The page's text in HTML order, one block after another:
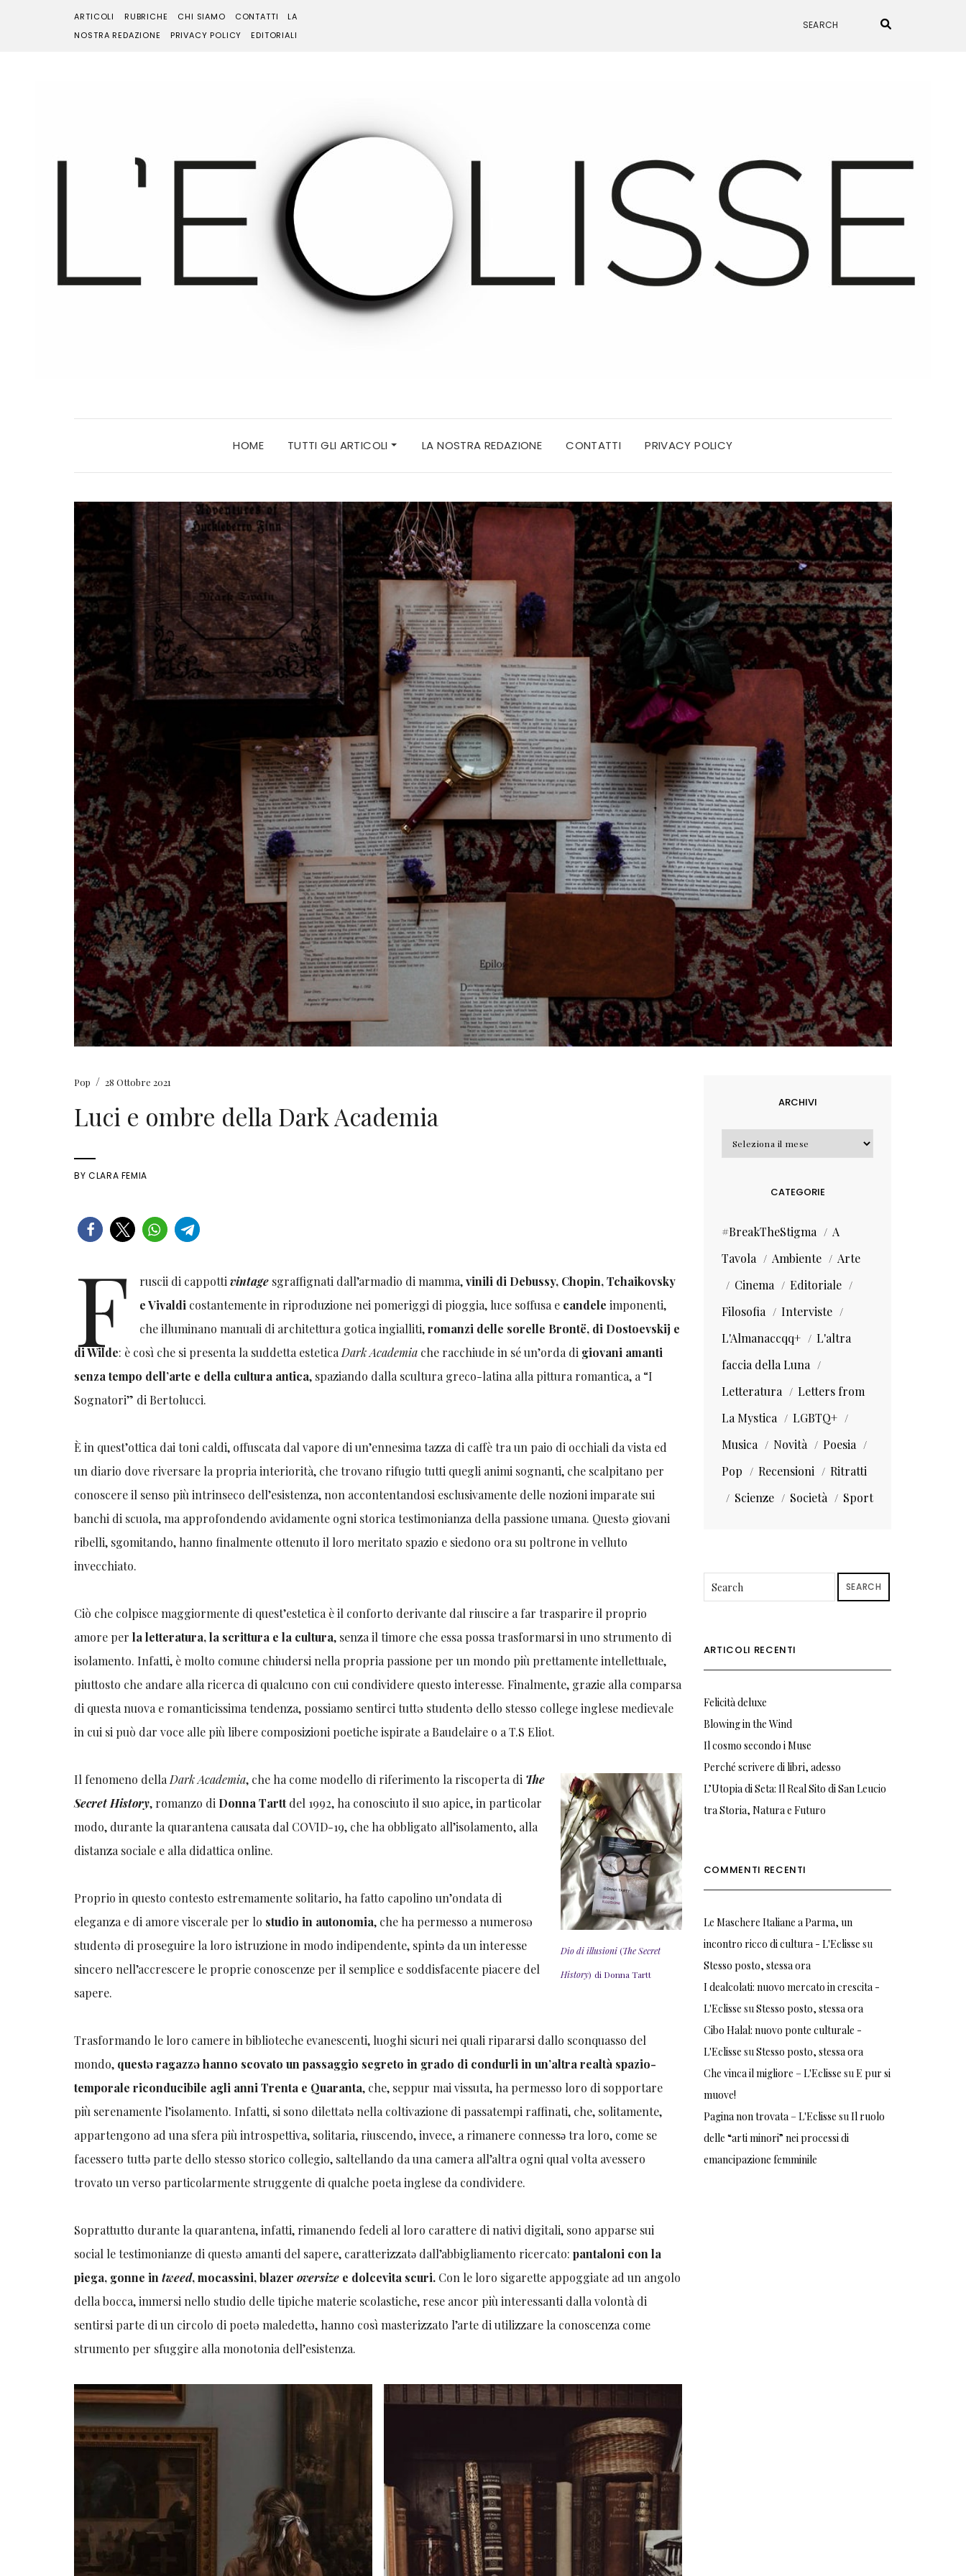
ARTICOLI RUBRICHE CHI SIAMO CONTATTI
LA
NOSTRA REDAZIONE
PRIVACY POLICY EDITORIALI
HOME TUTTI GLI ARTICOLI LA NOSTRA REDAZIONE CONTATTI PRIVACY POLICY
Pop / 28 Ottobre 2021
Luci e ombre della Dark Academia
BYCLARA FEMIA
F ruscii di cappottivintagesgraffignati dall’armadio di mamma,vinili di Debussy, Chopin, Tchaikovsky
e Vivaldicostantemente in riproduzione nei pomeriggi di pioggia, luce soffusa e candele imponenti,
che illuminano manuali di architettura gotica ingialliti,romanzi delle sorelle Brontë, di Dostoevskij e
di Wilde: è così che si presenta la suddetta esteticaDark Academia che racchiude in sé un’orda di giovani amanti
senza tempo dell’arte e della cultura antica, spaziando dalla scultura greco-latina alla pittura romantica, a “I
Sognatori” di Bertolucci.
È in quest’ottica dai toni caldi, offuscata dal vapore di un’ennesima tazza di caffè tra un paio di occhiali da vista ed
un diario dove riversare la propria interiorità, che trovano rifugio tutti quegli animi sognanti, che scalpitano per
conoscere il senso più intrinseco dell’esistenza, non accontentandosi esclusivamente delle nozioni imparate sui
banchi di scuola, ma approfondendo avidamente ogni storica testimonianza della passione umana. Questə giovani
ribelli, sgomitando, hanno finalmente ottenuto il loro meritato spazio e siedono ora su poltrone in velluto
invecchiato.
Ciò che colpisce maggiormente di quest’estetica è il conforto derivante dal riuscire a far trasparire il proprio
amore perla letteratura, la scrittura e la cultura, senza il timore che essa possa trasformarsi in uno strumento di
isolamento. Infatti, è molto comune chiudersi nella propria passione per un mondo più prettamente intellettuale,
piuttosto che andare alla ricerca di qualcuno con cui condividere questo interesse. Finalmente, grazie alla comparsa
di questa nuova e romanticissima tendenza, possiamo sentirci tuttə studentə dello stesso college inglese medievale
in cui si può dar voce alle più libere composizioni poetiche ispirate a Baudelaire o a T.S Eliot.
Dio di illusioni(The Secret
History) di Donna Tartt
Il fenomeno dellaDark Academia, che ha come modello di riferimento la riscoperta di The
Secret History, romanzo di Donna Tarttdel 1992, ha conosciuto il suo apice, in particolar
modo, durante la quarantena causata dal COVID-19, che ha obbligato all’isolamento, alla
distanza sociale e alla didattica online.
Proprio in questo contesto estremamente solitario, ha fatto capolino un’ondata di
eleganza e di amore viscerale per lo studio in autonomia, che ha permesso a numerosə
studentə di proseguire la loro istruzione in modo indipendente, spintǝ da un interesse
sincero nell’accrescere le proprie conoscenze per il semplice e soddisfacente piacere del
sapere.
Trasformando le loro camere in biblioteche evanescenti, luoghi sicuri nei quali ripararsi dallo sconquasso del
mondo, questə ragazzə hanno scovato un passaggio segreto in grado di condurli in un’altra realtà spazio-
temporale riconducibile agli anni Trenta e Quaranta, che, seppur mai vissuta, ha permesso loro di sopportare
più serenamente l’isolamento. Infatti, si sono dilettatǝ nella coltivazione di passatempi raffinati, che, solitamente,
appartengono ad una sfera più introspettiva, solitaria, riuscendo, invece, a rimanere connessǝ tra loro, come se
facessero tuttǝ parte dello stesso storico collegio, saltellando da una camera all’altra ogni qual volta avessero
trovato un verso particolarmente struggente di qualche poeta inglese da condividere.
Soprattutto durante la quarantena, infatti, rimanendo fedeli al loro carattere di nativi digitali, sono apparse sui
social le testimonianze di questə amanti del sapere, caratterizzatǝ dall’abbigliamento ricercato:pantaloni con la
piega, gonne intweed, mocassini, blazeroversize e dolcevita scuri. Con le loro sigarette appoggiate ad un angolo
della bocca, immersi nello studio delle tipiche materie scolastiche, rese ancor più interessanti dalla volontà di
sentirsi parte di un circolo di poetə maledettə, hanno così masterizzato l’arte di utilizzare la conoscenza come
strumento per sfuggire alla monotonia dell’esistenza.
ARCHIVI
Archivi
CATEGORIE
#BreakTheStigma
A
Tavola
Ambiente
Arte
Cinema
Editoriale
Filosofia
Interviste
L'Almanaccqq+
L'altra
faccia della Luna
Letteratura
Letters from
La Mystica
LGBTQ+
Musica
Novità
Poesia
Pop
Recensioni
Ritratti
Scienze
Società Sport
SEARCH
ARTICOLI RECENTI
Felicità deluxe
Blowing in the Wind
Il cosmo secondo i Muse
Perché scrivere di libri, adesso
L’Utopia di Seta: Il Real Sito di San Leucio
tra Storia, Natura e Futuro
COMMENTI RECENTI
Le Maschere Italiane a Parma, un
incontro ricco di cultura - L'Eclisse su
Stesso posto, stessa ora
I dealcolati: nuovo mercato in crescita -
L'Eclisse suStesso posto, stessa ora
Cibo Halal: nuovo ponte culturale -
L'Eclisse suStesso posto, stessa ora
Che vinca il migliore – L'Eclisse suE pur si
muove!
Pagina non trovata – L'Eclisse suIl ruolo
delle “arti minori” nei processi di
emancipazione femminile